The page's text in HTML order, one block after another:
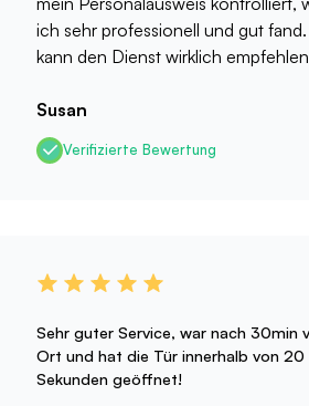
ich sehr professionell und gut
kann den Dienst wirklich
Susan
Verifizierte Bewertung
Sehr guter Service, war nach 30min
Ort und hat die Tür innerhalb von 20
Sekunden geöffnet!